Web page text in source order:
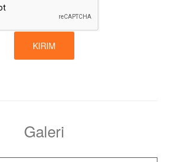
KIRIM
Galeri